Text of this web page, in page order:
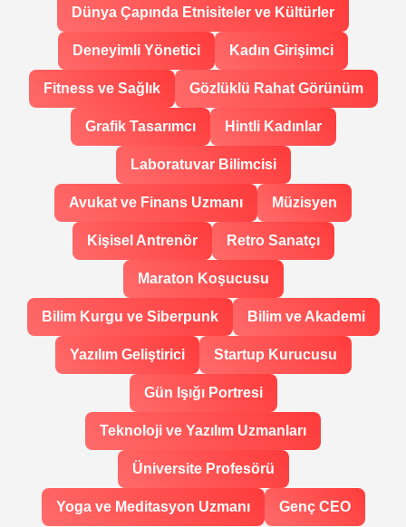
Dünya Çapında Etnisiteler ve Kültürler
Deneyimli Yönetici Kadın Girişimci
Fitness ve Sağlık Gözlüklü Rahat Görünüm
Grafik Tasarımcı Hintli Kadınlar
Laboratuvar Bilimcisi
Avukat ve Finans Uzmanı Müzisyen
Kişisel Antrenör Retro Sanatçı
Maraton Koşucusu
Bilim Kurgu ve Siberpunk Bilim ve Akademi
Yazılım Geliştirici Startup Kurucusu
Gün Işığı Portresi
Teknoloji ve Yazılım Uzmanları
Üniversite Profesörü
Yoga ve Meditasyon Uzmanı Genç CEO